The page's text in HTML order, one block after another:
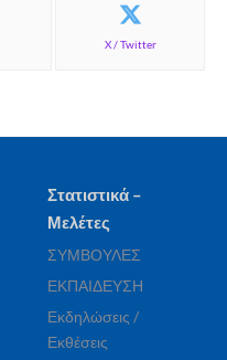
X / Twitter
Στατιστικά –
Μελέτες
ΣΥΜΒΟΥΛΕΣ
ΕΚΠΑΙΔΕΥΣΗ
Εκδηλώσεις /
Εκθέσεις